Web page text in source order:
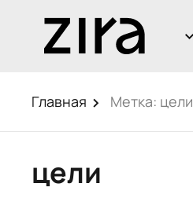
Главная Метка: цели
цели